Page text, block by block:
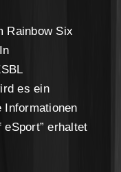
Rainbow Six
es ein
Informationen
erhaltet